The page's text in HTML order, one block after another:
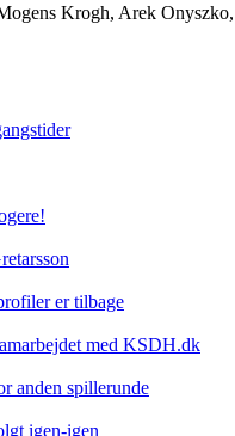
Krogh, Arek
er tilbage
med KSDH.dk
anden spillerunde
igen-igen